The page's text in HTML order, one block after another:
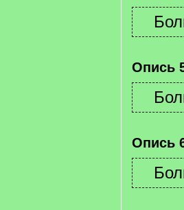
Опись
Опись